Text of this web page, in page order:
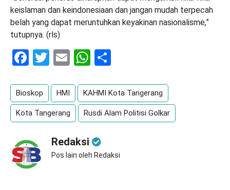
keislaman dan keindonesiaan dan jangan mudah terpecah
belah yang dapat meruntuhkan keyakinan nasionalisme,”
tutupnya. (rls)
Facebook
Twitter
EmailWhatsApp
Bioskop HMI KAHMI Kota Tangerang
Kota Tangerang Rusdi Alam Politisi Golkar
Redaksi
Pos lain oleh Redaksi